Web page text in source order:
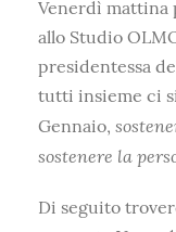
Venerdì
allo Studio
presidentessa
tutti insieme ci
Gennaio,
sostenere la
Di seguito